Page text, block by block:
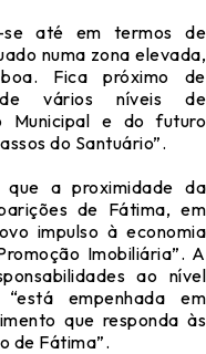
se até em termos de
numa zona elevada,
Fica próximo de
de vários níveis de
Municipal e do futuro
do Santuário”.
a proximidade da
de Fátima, em
impulso à economia
Imobiliária”. A
ao nível
empenhada em
que responda às
de Fátima”.